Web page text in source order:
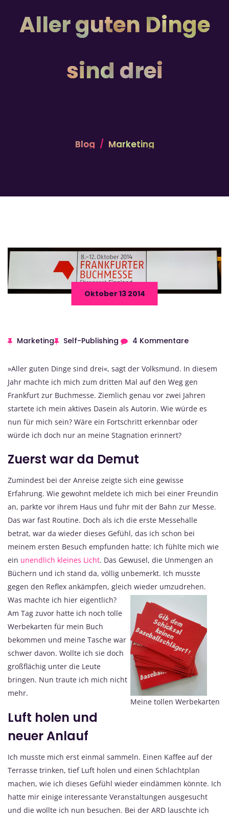
Aller guten Dinge
sind drei
Blog Marketing
Oktober 13 2014
Marketing Self-Publishing 4 Kommentare
»Aller guten Dinge sind drei«, sagt der Volksmund. In diesem
Jahr machte ich mich zum dritten Mal auf den Weg gen
Frankfurt zur Buchmesse. Ziemlich genau vor zwei Jahren
startete ich mein aktives Dasein als Autorin. Wie würde es
nun für mich sein? Wäre ein Fortschritt erkennbar oder
würde ich doch nur an meine Stagnation erinnert?
Zuerst war da Demut
Zumindest bei der Anreise zeigte sich eine gewisse
Erfahrung. Wie gewohnt meldete ich mich bei einer Freundin
an, parkte vor ihrem Haus und fuhr mit der Bahn zur Messe.
Das war fast Routine. Doch als ich die erste Messehalle
betrat, war da wieder dieses Gefühl, das ich schon bei
meinem ersten Besuch empfunden hatte: Ich fühlte mich wie
ein unendlich kleines Licht. Das Gewusel, die Unmengen an
Büchern und ich stand da, völlig unbemerkt. Ich musste
gegen den Reflex ankämpfen, gleich wieder umzudrehen.
Meine tollen Werbekarten
Was machte ich hier eigentlich?
Am Tag zuvor hatte ich noch tolle
Werbekarten für mein Buch
bekommen und meine Tasche war
schwer davon. Wollte ich sie doch
großflächig unter die Leute
bringen. Nun traute ich mich nicht
mehr.
Luft holen und
neuer Anlauf
Ich musste mich erst einmal sammeln. Einen Kaffee auf der
Terrasse trinken, tief Luft holen und einen Schlachtplan
machen, wie ich dieses Gefühl wieder eindämmen könnte. Ich
hatte mir einige interessante Veranstaltungen ausgesucht
und die wollte ich nun besuchen. Bei der ARD lauschte ich